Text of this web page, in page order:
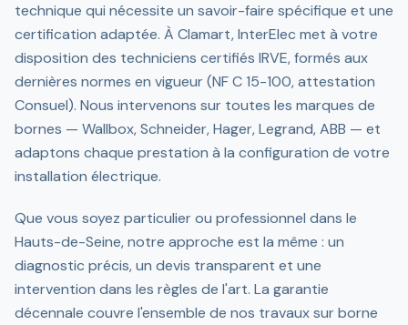
technique qui nécessite un savoir-faire spécifique et une
certification adaptée. À Clamart, InterElec met à votre
disposition des techniciens certifiés IRVE, formés aux
dernières normes en vigueur (NF C 15-100, attestation
Consuel). Nous intervenons sur toutes les marques de
bornes — Wallbox, Schneider, Hager, Legrand, ABB — et
adaptons chaque prestation à la configuration de votre
installation électrique.
Que vous soyez particulier ou professionnel dans le
Hauts-de-Seine, notre approche est la même : un
diagnostic précis, un devis transparent et une
intervention dans les règles de l'art. La garantie
décennale couvre l'ensemble de nos travaux sur borne